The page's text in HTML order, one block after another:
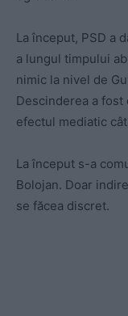
La început, PSD a
a lungul timpului
nimic la nivel de
Descinderea a fost
efectul mediatic
La început s-a
Bolojan. Doar
se făcea discret.